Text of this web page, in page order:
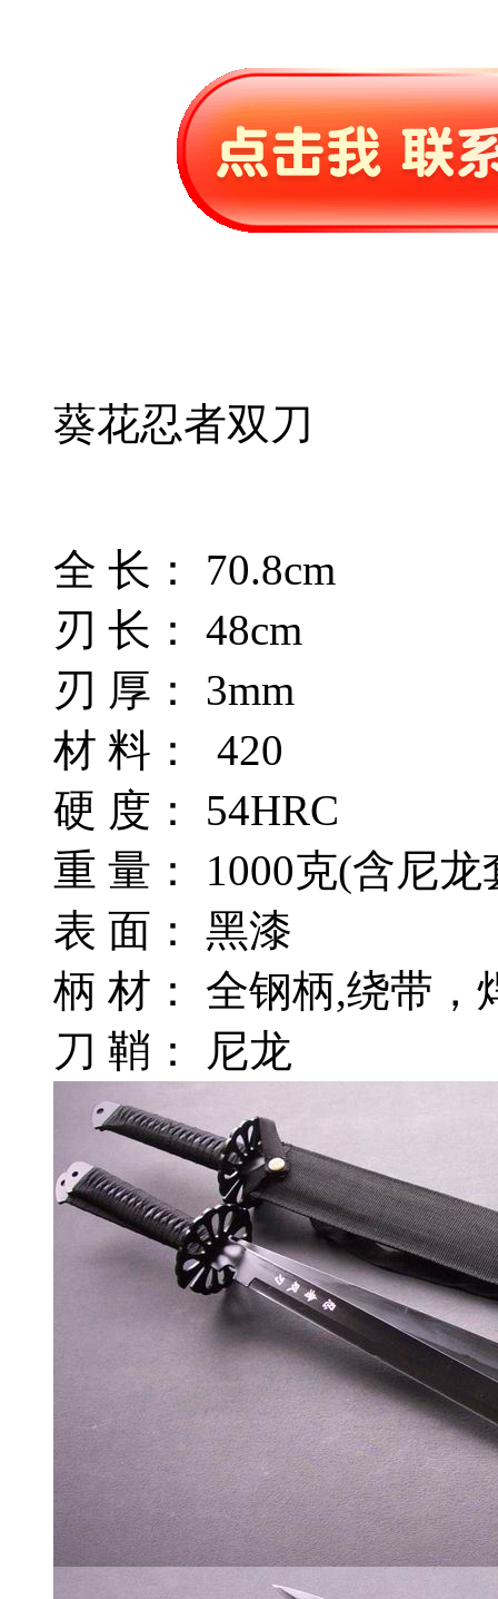
葵花忍者双刀
全 长： 70.8cm
刃 长： 48cm
刃 厚： 3mm
材 料： 420
硬 度： 54HRC
重 量： 1000克(含尼
表 面： 黑漆
柄 材： 全钢柄,绕带
刀 鞘： 尼龙